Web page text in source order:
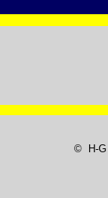
© H-G